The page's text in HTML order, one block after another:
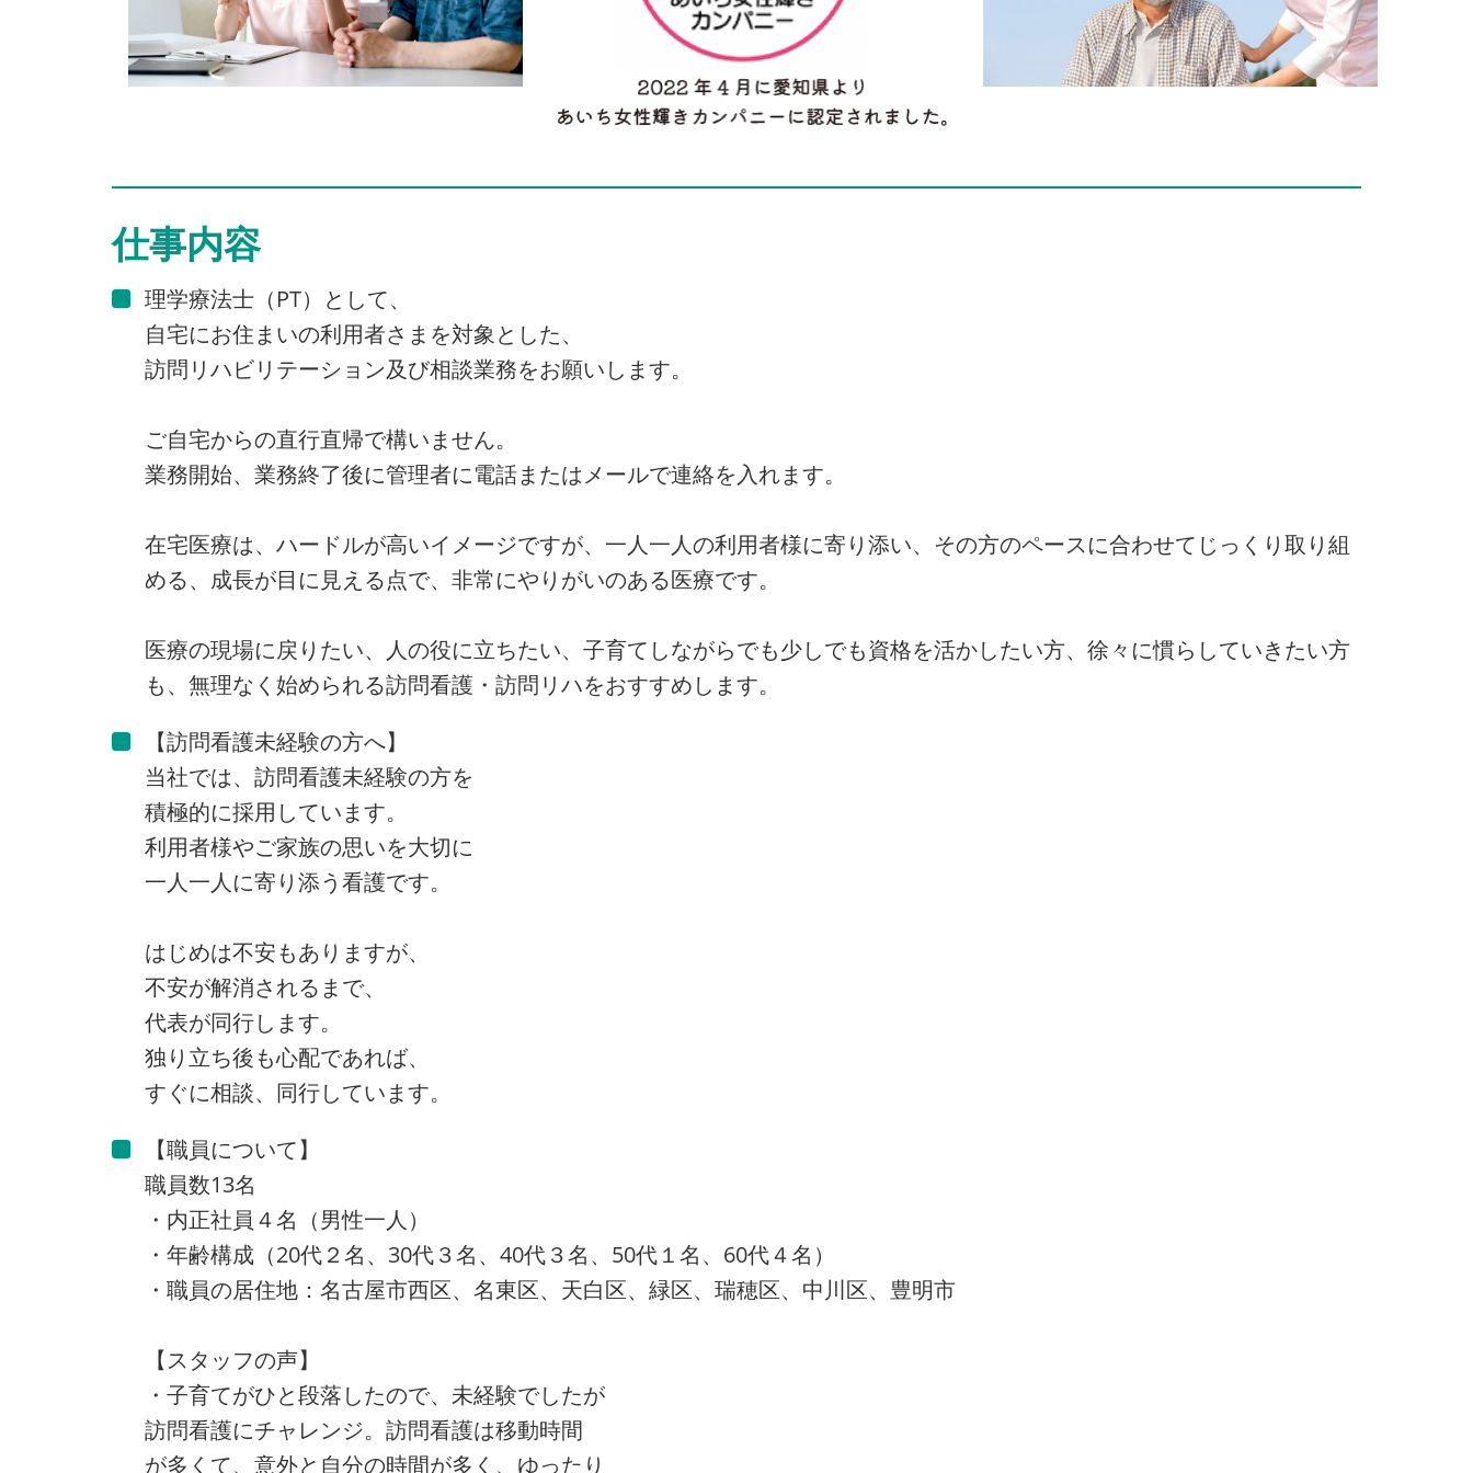
仕事内容
理学療法士（PT）として、
自宅にお住まいの利用者さまを対象とした、
訪問リハビリテーション及び相談業務をお願いします。
ご自宅からの直行直帰で構いません。
業務開始、業務終了後に管理者に電話またはメールで連絡を入れます。
在宅医療は、ハードルが高いイメージですが、一人一人の利用者様に寄り添い、その方のペースに合わせてじっくり取り組
める、成長が目に見える点で、非常にやりがいのある医療です。
医療の現場に戻りたい、人の役に立ちたい、子育てしながらでも少しでも資格を活かしたい方、徐々に慣らしていきたい方
も、無理なく始められる訪問看護・訪問リハをおすすめします。
【訪問看護未経験の方へ】
当社では、訪問看護未経験の方を
積極的に採用しています。
利用者様やご家族の思いを大切に
一人一人に寄り添う看護です。
はじめは不安もありますが、
不安が解消されるまで、
代表が同行します。
独り立ち後も心配であれば、
すぐに相談、同行しています。
【職員について】
職員数13名
・内正社員４名（男性一人）
・年齢構成（20代２名、30代３名、40代３名、50代１名、60代４名）
・職員の居住地：名古屋市西区、名東区、天白区、緑区、瑞穂区、中川区、豊明市
【スタッフの声】
・子育てがひと段落したので、未経験でしたが
訪問看護にチャレンジ。訪問看護は移動時間
が多くて、意外と自分の時間が多く、ゆったり